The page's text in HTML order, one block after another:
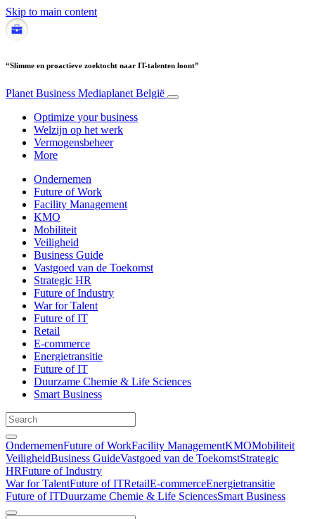
Skip to main content
“Slimme en proactieve zoektocht naar IT-talenten loont”
Planet Business Mediaplanet België
Optimize your business
Welzijn op het werk
Vermogensbeheer
More
Ondernemen
Future of Work
Facility Management
KMO
Mobiliteit
Veiligheid
Business Guide
Vastgoed van de Toekomst
Strategic HR
Future of Industry
War for Talent
Future of IT
Retail
E-commerce
Energietransitie
Future of IT
Duurzame Chemie & Life Sciences
Smart Business
OndernemenFuture of WorkFacility ManagementKMOMobiliteit
VeiligheidBusiness GuideVastgoed van de ToekomstStrategic
HRFuture of Industry
War for TalentFuture of ITRetailE-commerceEnergietransitie
Future of ITDuurzame Chemie & Life SciencesSmart Business